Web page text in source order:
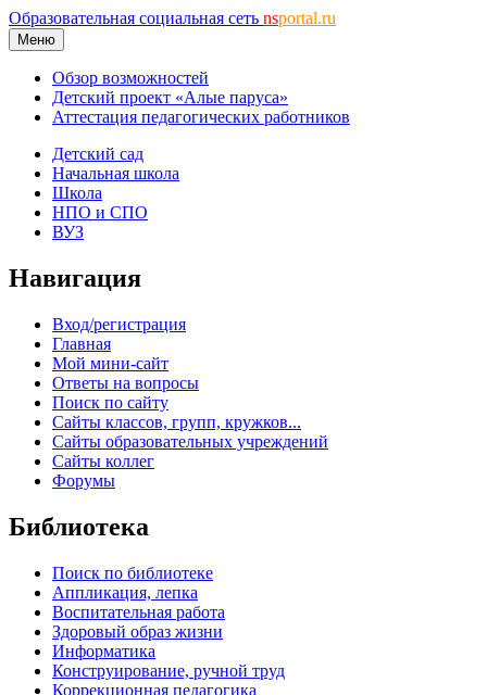
Образовательная социальная сеть nsportal.ru
Меню
Обзор возможностей
Детский проект «Алые паруса»
Аттестация педагогических работников
Детский сад
Начальная школа
Школа
НПО и СПО
ВУЗ
Навигация
Вход/регистрация
Главная
Мой мини-сайт
Ответы на вопросы
Поиск по сайту
Сайты классов, групп, кружков...
Сайты образовательных учреждений
Сайты коллег
Форумы
Библиотека
Поиск по библиотеке
Аппликация, лепка
Воспитательная работа
Здоровый образ жизни
Информатика
Конструирование, ручной труд
Коррекционная педагогика